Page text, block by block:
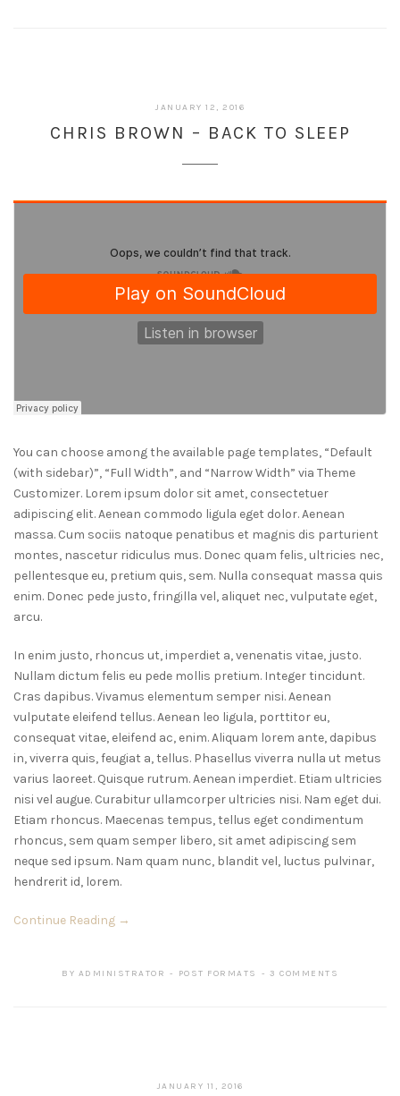
JANUARY 12, 2016
CHRIS BROWN – BACK TO SLEEP
You can choose among the available page templates, “Default
(with sidebar)”, “Full Width”, and “Narrow Width” via Theme
Customizer. Lorem ipsum dolor sit amet, consectetuer
adipiscing elit. Aenean commodo ligula eget dolor. Aenean
massa. Cum sociis natoque penatibus et magnis dis parturient
montes, nascetur ridiculus mus. Donec quam felis, ultricies nec,
pellentesque eu, pretium quis, sem. Nulla consequat massa quis
enim. Donec pede justo, fringilla vel, aliquet nec, vulputate eget,
arcu.
In enim justo, rhoncus ut, imperdiet a, venenatis vitae, justo.
Nullam dictum felis eu pede mollis pretium. Integer tincidunt.
Cras dapibus. Vivamus elementum semper nisi. Aenean
vulputate eleifend tellus. Aenean leo ligula, porttitor eu,
consequat vitae, eleifend ac, enim. Aliquam lorem ante, dapibus
in, viverra quis, feugiat a, tellus. Phasellus viverra nulla ut metus
varius laoreet. Quisque rutrum. Aenean imperdiet. Etiam ultricies
nisi vel augue. Curabitur ullamcorper ultricies nisi. Nam eget dui.
Etiam rhoncus. Maecenas tempus, tellus eget condimentum
rhoncus, sem quam semper libero, sit amet adipiscing sem
neque sed ipsum. Nam quam nunc, blandit vel, luctus pulvinar,
hendrerit id, lorem.
Continue Reading →
BY ADMINISTRATOR POST FORMATS 3 COMMENTS
JANUARY 11, 2016